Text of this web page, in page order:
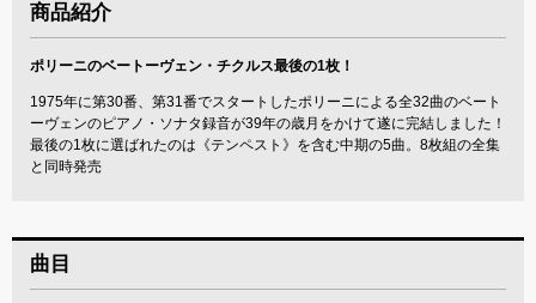
商品紹介
ポリーニのベートーヴェン・チクルス最後の1枚！
1975年に第30番、第31番でスタートしたポリーニによる全32曲のベート
ーヴェンのピアノ・ソナタ録音が39年の歳月をかけて遂に完結しました！
最後の1枚に選ばれたのは《テンペスト》を含む中期の5曲。8枚組の全集
と同時発売
曲目